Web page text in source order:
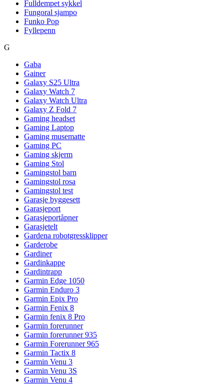
Fulldempet sykkel
Fungoral sjampo
Funko Pop
Fyllepenn
G
Gaba
Gainer
Galaxy S25 Ultra
Galaxy Watch 7
Galaxy Watch Ultra
Galaxy Z Fold 7
Gaming headset
Gaming Laptop
Gaming musematte
Gaming PC
Gaming skjerm
Gaming Stol
Gamingstol barn
Gamingstol rosa
Gamingstol test
Garasje byggesett
Garasjeport
Garasjeportåpner
Garasjetelt
Gardena robotgressklipper
Garderobe
Gardiner
Gardinkappe
Gardintrapp
Garmin Edge 1050
Garmin Enduro 3
Garmin Epix Pro
Garmin Fenix 8
Garmin fenix 8 Pro
Garmin forerunner
Garmin forerunner 935
Garmin Forerunner 965
Garmin Tactix 8
Garmin Venu 3
Garmin Venu 3S
Garmin Venu 4